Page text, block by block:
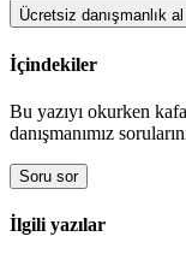
Ücretsiz danışmanlık al
İçindekiler
Bu yazıyı okurken
danışmanımız
Soru sor
İlgili yazılar